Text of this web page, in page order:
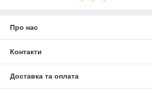
Про нас
Контакти
Доставка та оплата